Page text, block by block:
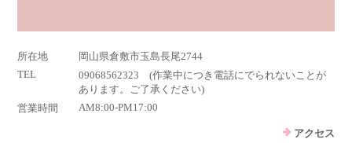
所在地
岡山県倉敷市玉島長尾2744
TEL
09068562323 (作業中につき電話にでられないことが
あります。ご了承ください)
営業時間
AM8:00-PM17:00
アクセス